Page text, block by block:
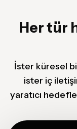
Her tür
İster küresel
ister iç
yaratıcı